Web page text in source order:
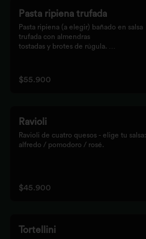
Pasta ripiena trufada
Pasta ripiena (a elegir) bañado en salsa
trufada con almendras
tostadas y brotes de rúgula.
$55.900
Ravioli
Ravioli de cuatro quesos - elige tu salsa:
alfredo / pomodoro / rosé.
$45.900
Tortellini